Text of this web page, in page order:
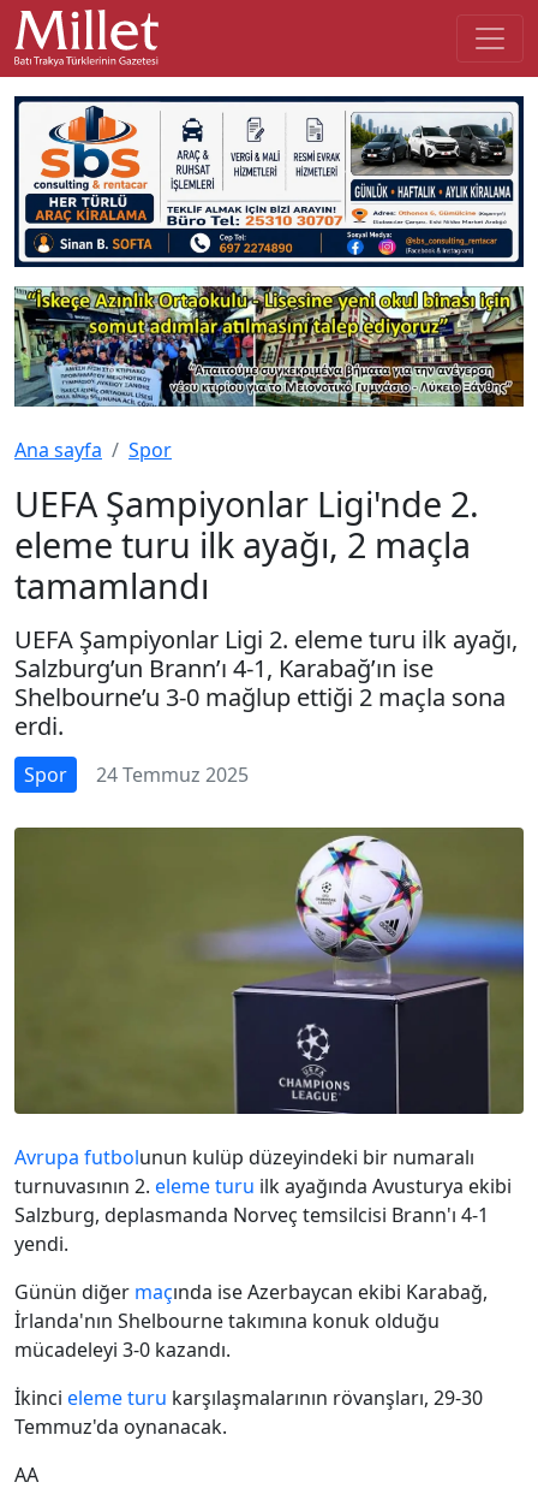
Ana sayfa Spor
UEFA Şampiyonlar Ligi'nde 2.
eleme turu ilk ayağı, 2 maçla
tamamlandı
UEFA Şampiyonlar Ligi 2. eleme turu ilk ayağı,
Salzburg’un Brann’ı 4-1, Karabağ’ın ise
Shelbourne’u 3-0 mağlup ettiği 2 maçla sona
erdi.
Spor 24 Temmuz 2025
Avrupa futbolunun kulüp düzeyindeki bir numaralı
turnuvasının 2. eleme turu ilk ayağında Avusturya ekibi
Salzburg, deplasmanda Norveç temsilcisi Brann'ı 4-1
yendi.
Günün diğer maçında ise Azerbaycan ekibi Karabağ,
İrlanda'nın Shelbourne takımına konuk olduğu
mücadeleyi 3-0 kazandı.
İkinci eleme turu karşılaşmalarının rövanşları, 29-30
Temmuz'da oynanacak.
AA